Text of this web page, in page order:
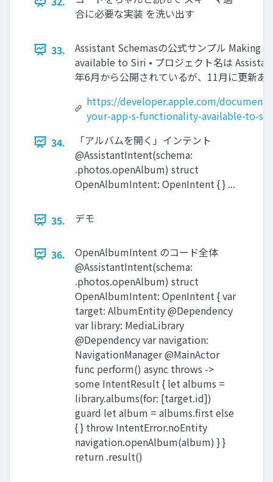
合に必要な実装 を洗い出す
33.
Assistant Schemasの公式サンプル Making
available to Siri • プロジェクト名は
年6月から公開されているが、11月に更新あ
https://developer.apple.com/
your-app-s-functionality-available-to-siri
34.
「アルバムを開く」インテント
@AssistantIntent(schema:
.photos.openAlbum) struct
OpenAlbumIntent: OpenIntent { } ...
35. デモ
36.
OpenAlbumIntent のコード全体
@AssistantIntent(schema:
.photos.openAlbum) struct
OpenAlbumIntent: OpenIntent { var
target: AlbumEntity @Dependency
var library: MediaLibrary
@Dependency var navigation:
NavigationManager @MainActor
func perform() async throws ->
some IntentResult { let albums =
library.albums(for: [target.id])
guard let album = albums.first else
{ } throw IntentError.noEntity
navigation.openAlbum(album) } }
return .result()